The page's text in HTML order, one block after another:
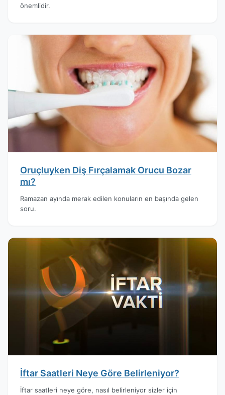
önemlidir.
Oruçluyken Diş Fırçalamak Orucu Bozar
mı?
Ramazan ayında merak edilen konuların en başında gelen
soru.
İftar Saatleri Neye Göre Belirleniyor?
İftar saatleri neye göre, nasıl belirleniyor sizler için